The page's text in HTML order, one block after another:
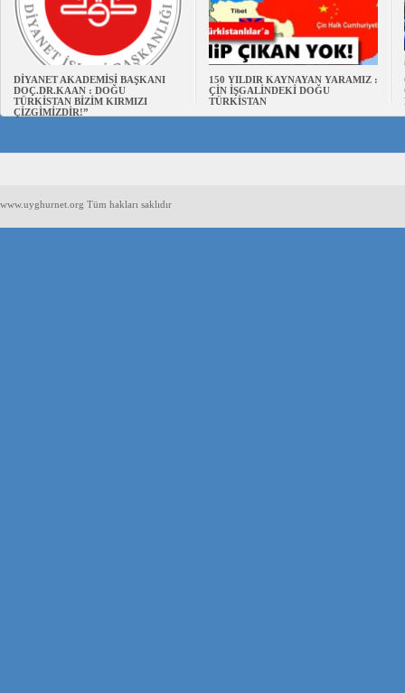
DİYANET AKADEMİSİ BAŞKANI
DOÇ.DR.KAAN : DOĞU
TÜRKİSTAN BİZİM KIRMIZI
ÇİZGİMİZDİR!”
150 YILDIR KAYNAYAN YARAMIZ :
ÇİN İŞGALİNDEKİ DOĞU
TÜRKİSTAN
www.uyghurnet.org Tüm hakları saklıdır